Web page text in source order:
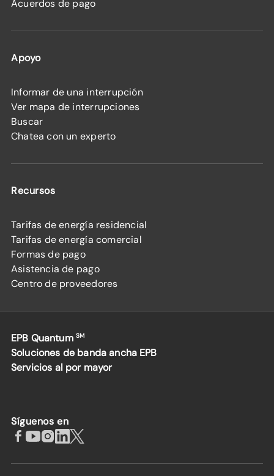
Acuerdos de pago
Apoyo
Informar de una interrupción
Ver mapa de interrupciones
Buscar
Chatea con un experto
Recursos
Tarifas de energía residencial
Tarifas de energía comercial
Formas de pago
Asistencia de pago
Centro de proveedores
EPB Quantum SM
Soluciones de banda ancha EPB
Servicios al por mayor
Síguenos en